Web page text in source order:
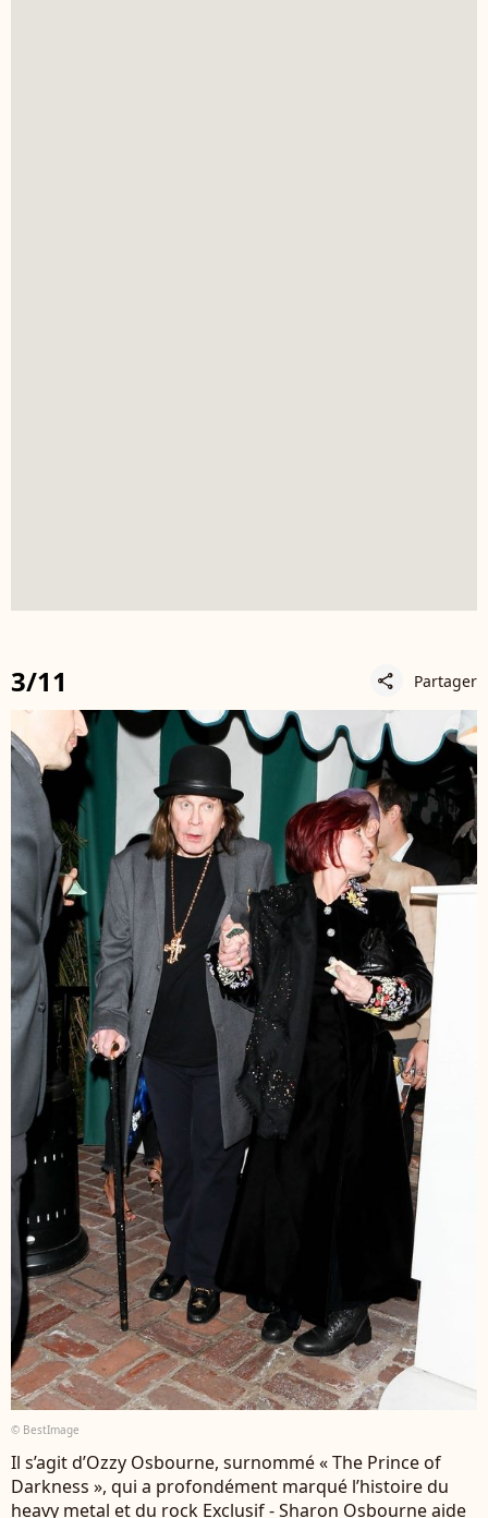
3/11 share Partager
© BestImage
Il s’agit d’Ozzy Osbourne, surnommé « The Prince of
Darkness », qui a profondément marqué l’histoire du
heavy metal et du rock Exclusif - Sharon Osbourne aide